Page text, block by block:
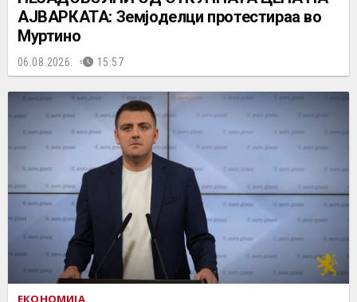
АЈВАРКАТА: Земјоделци протестираа во
Муртино
06.08.2026. 15:57
ЕКОНОМИЈА